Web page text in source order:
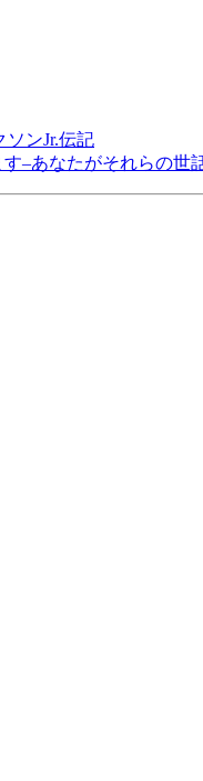
ソンJr.伝記
–あなたがそれらの世